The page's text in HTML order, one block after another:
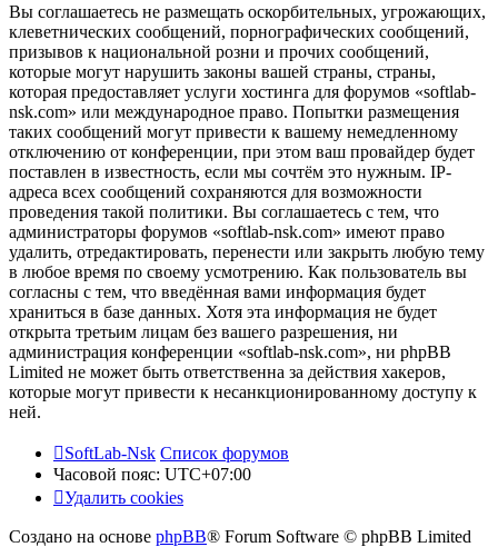
Вы соглашаетесь не размещать оскорбительных, угрожающих,
клеветнических сообщений, порнографических сообщений,
призывов к национальной розни и прочих сообщений,
которые могут нарушить законы вашей страны, страны,
которая предоставляет услуги хостинга для форумов «softlab-
nsk.com» или международное право. Попытки размещения
таких сообщений могут привести к вашему немедленному
отключению от конференции, при этом ваш провайдер будет
поставлен в известность, если мы сочтём это нужным. IP-
адреса всех сообщений сохраняются для возможности
проведения такой политики. Вы соглашаетесь с тем, что
администраторы форумов «softlab-nsk.com» имеют право
удалить, отредактировать, перенести или закрыть любую тему
в любое время по своему усмотрению. Как пользователь вы
согласны с тем, что введённая вами информация будет
храниться в базе данных. Хотя эта информация не будет
открыта третьим лицам без вашего разрешения, ни
администрация конференции «softlab-nsk.com», ни phpBB
Limited не может быть ответственна за действия хакеров,
которые могут привести к несанкционированному доступу к
ней.
SoftLab-Nsk Список форумов
Часовой пояс: UTC+07:00
Удалить cookies
Создано на основе phpBB® Forum Software © phpBB Limited